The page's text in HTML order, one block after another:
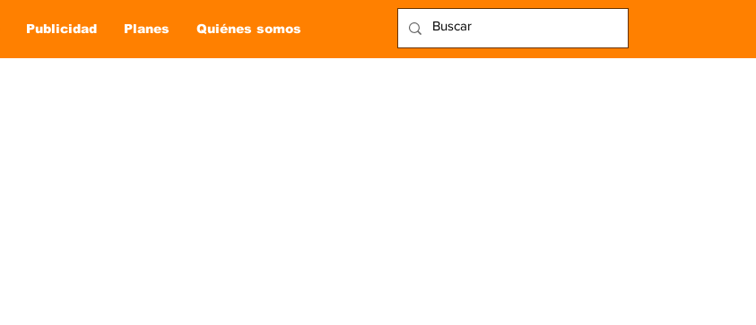
Publicidad Planes Quiénes somos